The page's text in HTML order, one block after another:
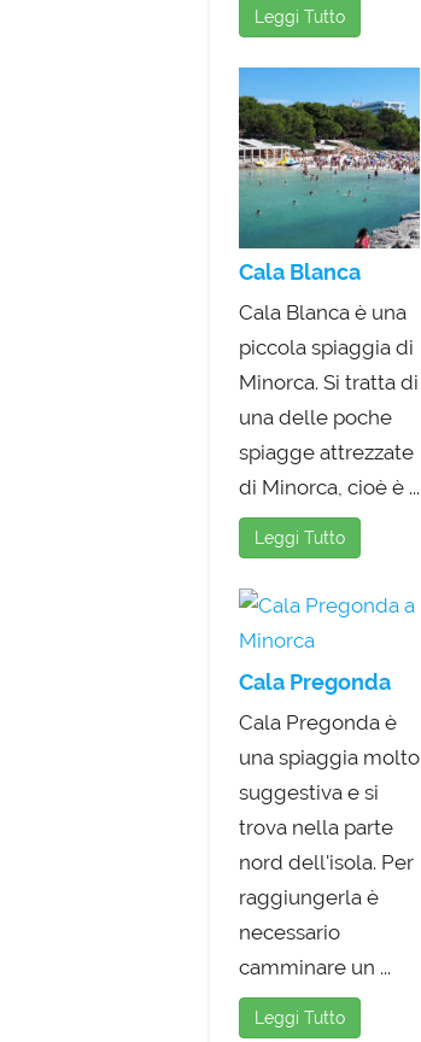
Leggi Tutto
Cala Blanca
Cala Blanca è una
piccola spiaggia di
Minorca. Si tratta di
una delle poche
spiagge attrezzate
di Minorca, cioè è ...
Leggi Tutto
Cala Pregonda
Cala Pregonda è
una spiaggia molto
suggestiva e si
trova nella parte
nord dell'isola. Per
raggiungerla è
necessario
camminare un ...
Leggi Tutto